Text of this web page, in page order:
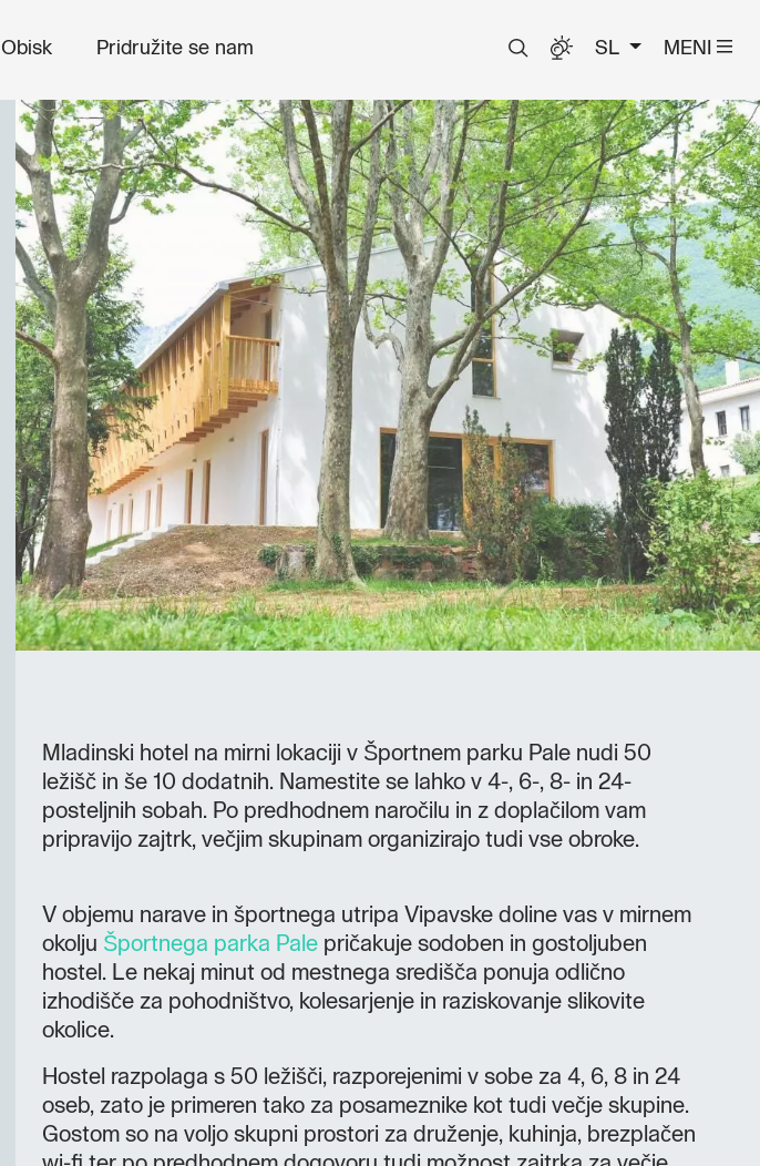
Obisk Pridružite se nam SL MENI
Mladinski hotel na mirni lokaciji v Športnem parku Pale nudi 50
ležišč in še 10 dodatnih. Namestite se lahko v 4-, 6-, 8- in 24-
posteljnih sobah. Po predhodnem naročilu in z doplačilom vam
pripravijo zajtrk, večjim skupinam organizirajo tudi vse obroke.
V objemu narave in športnega utripa Vipavske doline vas v mirnem
okolju Športnega parka Pale pričakuje sodoben in gostoljuben
hostel. Le nekaj minut od mestnega središča ponuja odlično
izhodišče za pohodništvo, kolesarjenje in raziskovanje slikovite
okolice.
Hostel razpolaga s 50 ležišči, razporejenimi v sobe za 4, 6, 8 in 24
oseb, zato je primeren tako za posameznike kot tudi večje skupine.
Gostom so na voljo skupni prostori za druženje, kuhinja, brezplačen